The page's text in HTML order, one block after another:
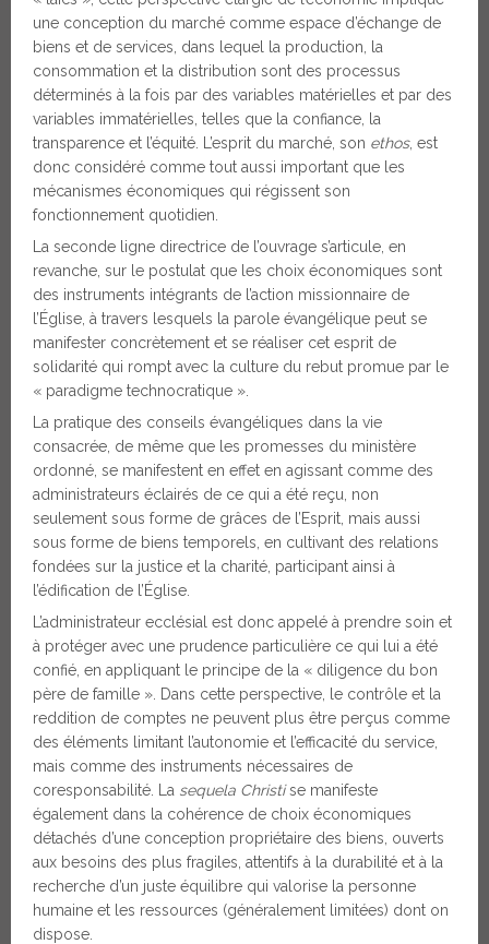
une conception du marché comme espace d’échange de
biens et de services, dans lequel la production, la
consommation et la distribution sont des processus
déterminés à la fois par des variables matérielles et par des
variables immatérielles, telles que la confiance, la
transparence et l’équité. L’esprit du marché, son ethos, est
donc considéré comme tout aussi important que les
mécanismes économiques qui régissent son
fonctionnement quotidien.
La seconde ligne directrice de l’ouvrage s’articule, en
revanche, sur le postulat que les choix économiques sont
des instruments intégrants de l’action missionnaire de
l’Église, à travers lesquels la parole évangélique peut se
manifester concrètement et se réaliser cet esprit de
solidarité qui rompt avec la culture du rebut promue par le
« paradigme technocratique ».
La pratique des conseils évangéliques dans la vie
consacrée, de même que les promesses du ministère
ordonné, se manifestent en effet en agissant comme des
administrateurs éclairés de ce qui a été reçu, non
seulement sous forme de grâces de l’Esprit, mais aussi
sous forme de biens temporels, en cultivant des relations
fondées sur la justice et la charité, participant ainsi à
l’édification de l’Église.
L’administrateur ecclésial est donc appelé à prendre soin et
à protéger avec une prudence particulière ce qui lui a été
confié, en appliquant le principe de la « diligence du bon
père de famille ». Dans cette perspective, le contrôle et la
reddition de comptes ne peuvent plus être perçus comme
des éléments limitant l’autonomie et l’efficacité du service,
mais comme des instruments nécessaires de
coresponsabilité. La sequela Christise manifeste
également dans la cohérence de choix économiques
détachés d’une conception propriétaire des biens, ouverts
aux besoins des plus fragiles, attentifs à la durabilité et à la
recherche d’un juste équilibre qui valorise la personne
humaine et les ressources (généralement limitées) dont on
dispose.